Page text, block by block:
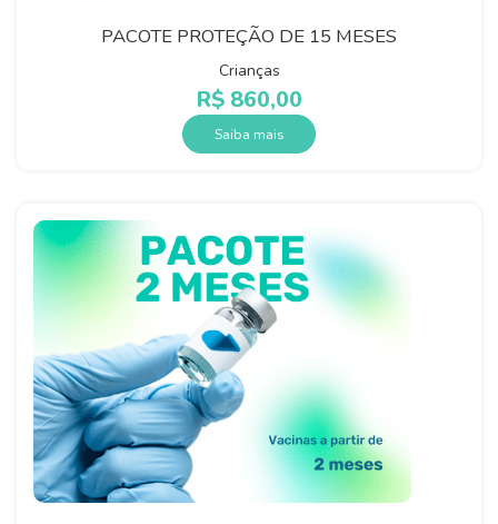
PACOTE PROTEÇÃO DE 15 MESES
Crianças
R$860,00
Saiba mais